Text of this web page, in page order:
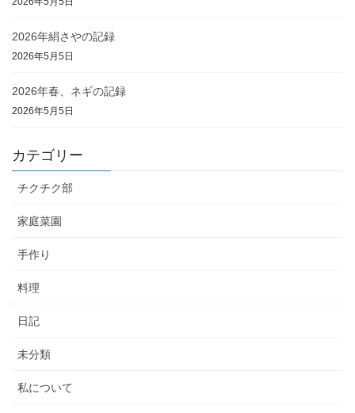
2026年絹さやの記録
2026年5月5日
2026年春、ネギの記録
2026年5月5日
カテゴリー
チクチク部
家庭菜園
手作り
料理
日記
未分類
私について